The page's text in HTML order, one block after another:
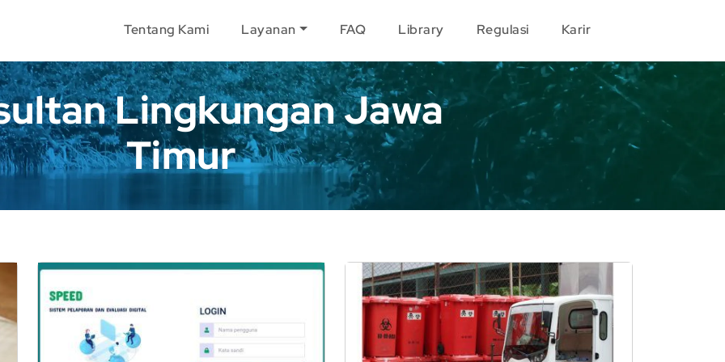
Tentang Kami Layanan FAQ Library Regulasi Karir
Lingkungan Jawa
Timur